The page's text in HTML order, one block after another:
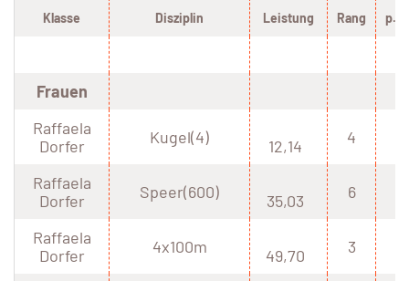
Klasse Disziplin Leistung Rang p.B.
Frauen
Raffaela
Dorfer
Kugel(4) 12,14 4
Raffaela
Dorfer
Speer(600) 35,03 6
Raffaela
Dorfer
4x100m 49,70 3